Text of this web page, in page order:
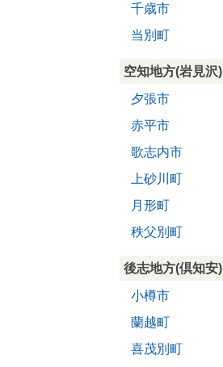
千歳市
当別町
空知地方(岩見沢)
夕張市
赤平市
歌志内市
上砂川町
月形町
秩父別町
後志地方(倶知安)
小樽市
蘭越町
喜茂別町